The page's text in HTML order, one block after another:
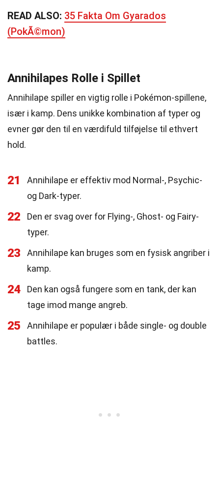
READ ALSO: 35 Fakta Om Gyarados
(PokÃ©mon)
Annihilapes Rolle i Spillet
Annihilape spiller en vigtig rolle i Pokémon-spillene,
især i kamp. Dens unikke kombination af typer og
evner gør den til en værdifuld tilføjelse til ethvert
hold.
21
Annihilape er effektiv mod Normal-, Psychic-
og Dark-typer.
22
Den er svag over for Flying-, Ghost- og Fairy-
typer.
23
Annihilape kan bruges som en fysisk angriber i
kamp.
24
Den kan også fungere som en tank, der kan
tage imod mange angreb.
25
Annihilape er populær i både single- og double
battles.